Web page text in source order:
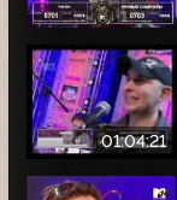
01:04:21